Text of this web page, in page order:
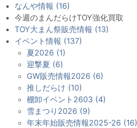
なんや情報 (16)
今週のまんだらけTOY強化買取
TOY大まん祭販売情報 (13)
イベント情報 (137)
夏2026 (1)
迎撃夏 (6)
GW販売情報2026 (6)
推しだらけ (10)
棚卸イベント2603 (4)
雪まつり2026 (9)
年末年始販売情報2025-26 (16)